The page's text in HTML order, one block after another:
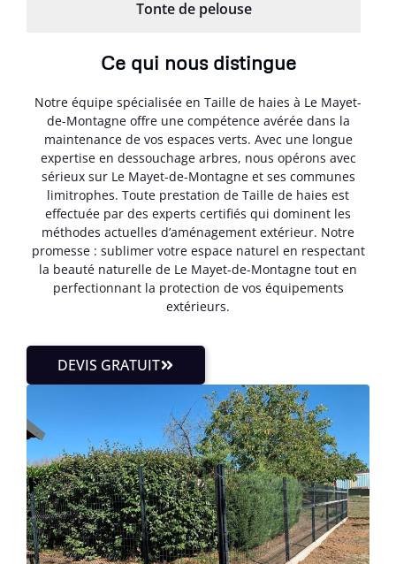
Tonte de pelouse
Ce qui nous distingue
Notre équipe spécialisée en Taille de haies à Le Mayet-
de-Montagne offre une compétence avérée dans la
maintenance de vos espaces verts. Avec une longue
expertise en dessouchage arbres, nous opérons avec
sérieux sur Le Mayet-de-Montagne et ses communes
limitrophes. Toute prestation de Taille de haies est
effectuée par des experts certifiés qui dominent les
méthodes actuelles d’aménagement extérieur. Notre
promesse : sublimer votre espace naturel en respectant
la beauté naturelle de Le Mayet-de-Montagne tout en
perfectionnant la protection de vos équipements
extérieurs.
DEVIS GRATUIT